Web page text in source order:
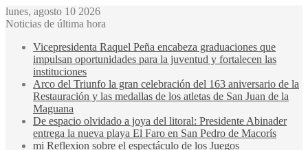
lunes, agosto 10 2026
Noticias de última hora
Vicepresidenta Raquel Peña encabeza graduaciones que
impulsan oportunidades para la juventud y fortalecen las
instituciones
Arco del Triunfo la gran celebración del 163 aniversario de la
Restauración y las medallas de los atletas de San Juan de la
Maguana
De espacio olvidado a joya del litoral: Presidente Abinader
entrega la nueva playa El Faro en San Pedro de Macorís
mi Reflexion sobre el espectáculo de los Juegos